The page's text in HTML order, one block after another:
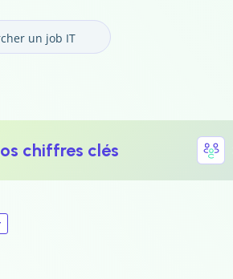
chiffres clés